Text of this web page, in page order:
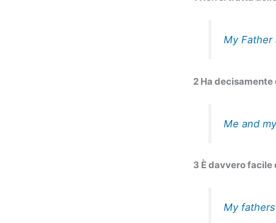
My Father
2 Ha
Me and
3 È davvero
My